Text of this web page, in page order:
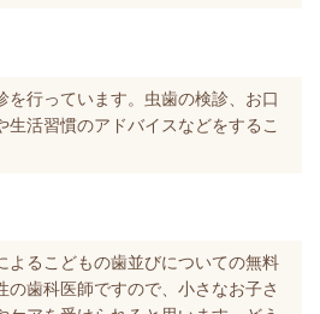
を行っています。虫歯の検診、お口
活習慣のアドバイスなどをするこ
よるこどもの歯並びについての無料
の歯科医師ですので、小さなお子さ